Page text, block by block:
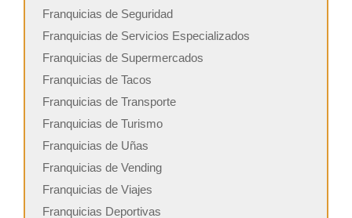
Franquicias de Seguridad
Franquicias de Servicios Especializados
Franquicias de Supermercados
Franquicias de Tacos
Franquicias de Transporte
Franquicias de Turismo
Franquicias de Uñas
Franquicias de Vending
Franquicias de Viajes
Franquicias Deportivas